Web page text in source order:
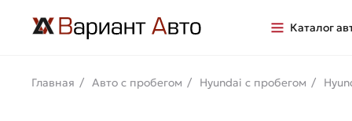
Каталог
Главная Авто с пробегом Hyundai с пробегом